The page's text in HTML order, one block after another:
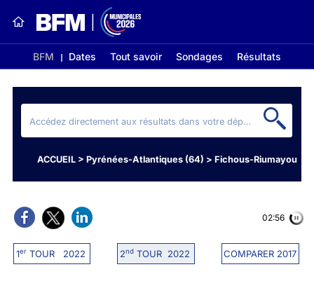
BFM Dates Tout savoir Sondages Résultats
ACCUEIL> Pyrénées-Atlantiques (64) > Fichous-Riumayou
1erTOUR 2022 2ndTOUR 2022 COMPARER 2017
02:56